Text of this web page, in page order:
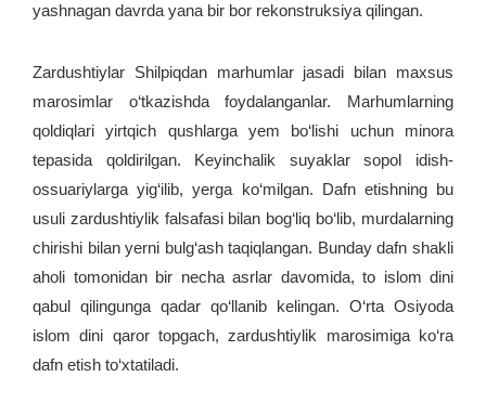
yashnagan davrda yana bir bor rekonstruksiya qilingan.
Zardushtiylar Shilpiqdan marhumlar jasadi bilan maxsus
marosimlar o‘tkazishda foydalanganlar. Marhumlarning
qoldiqlari yirtqich qushlarga yem bo‘lishi uchun minora
tepasida qoldirilgan. Keyinchalik suyaklar sopol idish-
ossuariylarga yig‘ilib, yerga ko‘milgan. Dafn etishning bu
usuli zardushtiylik falsafasi bilan bog‘liq bo‘lib, murdalarning
chirishi bilan yerni bulg‘ash taqiqlangan. Bunday dafn shakli
aholi tomonidan bir necha asrlar davomida, to islom dini
qabul qilingunga qadar qo‘llanib kelingan. O‘rta Osiyoda
islom dini qaror topgach, zardushtiylik marosimiga ko‘ra
dafn etish to‘xtatiladi.